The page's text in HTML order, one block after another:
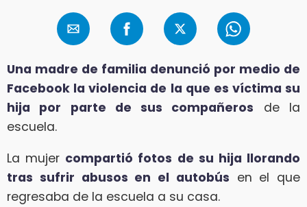
Una madre de familia denunció por medio de
Facebook la violencia de la que es víctima su
hija por parte de sus compañeros de la
escuela.
La mujer compartió fotos de su hija llorando
tras sufrir abusos en el autobús en el que
regresaba de la escuela a su casa.